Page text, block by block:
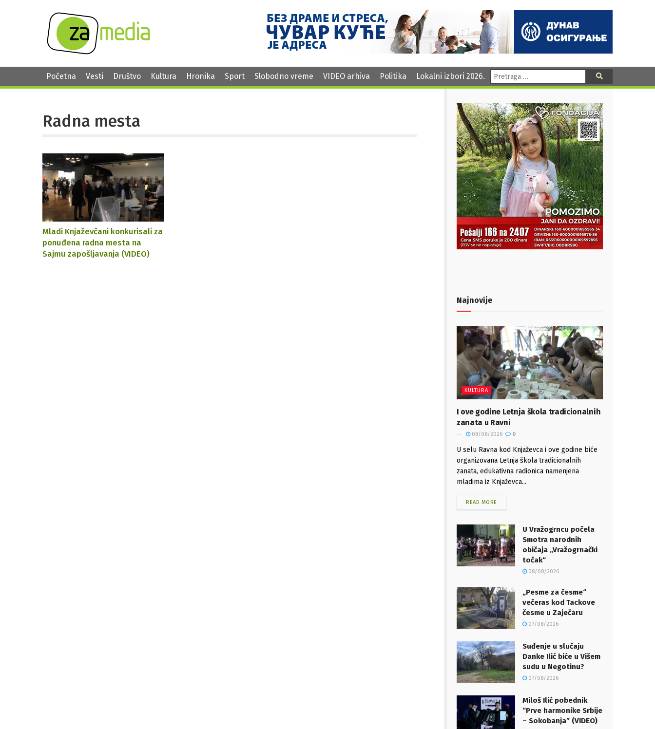
Početna Vesti Društvo Kultura Hronika Sport Slobodno vreme VIDEO arhiva Politika Lokalni izbori 2026. Pretraga:
Radna mesta
Mladi Knjaževčani konkurisali za
ponuđena radna mesta na
Sajmu zapošljavanja (VIDEO)
Najnovije
KULTURA
I ove godine Letnja škola tradicionalnih
zanata u Ravni
08/08/2026 0
U selu Ravna kod Knjaževca i ove godine biće
organizovana Letnja škola tradicionalnih
zanata, edukativna radionica namenjena
mladima iz Knjaževca...
READ MORE
U Vražogrncu počela
Smotra narodnih
običaja „Vražogrnački
točak“
08/08/2026
„Pesme za česme“
večeras kod Tackove
česme u Zaječaru
07/08/2026
Suđenje u slučaju
Danke Ilić biće u Višem
sudu u Negotinu?
07/08/2026
Miloš Ilić pobednik
“Prve harmonike Srbije
– Sokobanja” (VIDEO)